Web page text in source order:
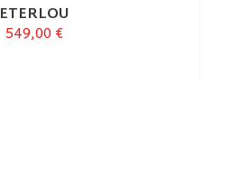
ETERLOU
549,00 €